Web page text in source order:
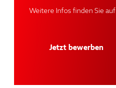
Weitere Infos finden Sie auf
Jetzt bewerben